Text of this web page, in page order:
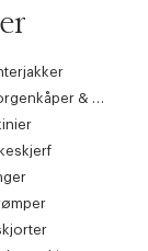
Morgenkåper & kimonoer